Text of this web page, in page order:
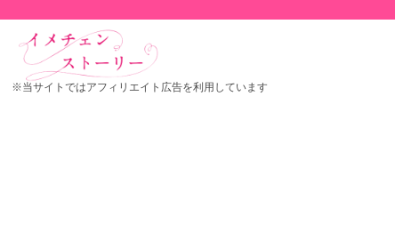
※当サイトではアフィリエイト広告を利用しています